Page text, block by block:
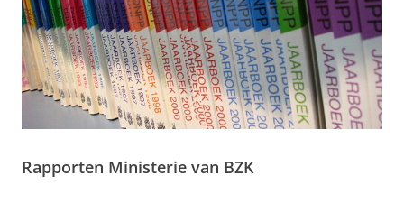
Rapporten Ministerie van BZK